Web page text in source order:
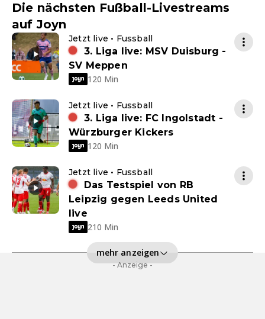
Die nächsten Fußball-Livestreams
auf Joyn
Jetzt live • Fussball
3. Liga live: MSV Duisburg -
SV Meppen
120 Min
Jetzt live • Fussball
3. Liga live: FC Ingolstadt -
Würzburger Kickers
120 Min
Jetzt live • Fussball
Das Testspiel von RB
Leipzig gegen Leeds United
live
210 Min
mehr anzeigen
- Anzeige -